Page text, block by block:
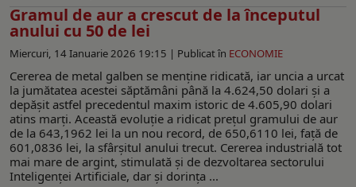
Gramul de aur a crescut de la începutul
anului cu 50 de lei
Miercuri, 14 Ianuarie 2026 19:15 | Publicat în ECONOMIE
Cererea de metal galben se menține ridicată, iar uncia a urcat
la jumătatea acestei săptămâni până la 4.624,50 dolari și a
depășit astfel precedentul maxim istoric de 4.605,90 dolari
atins marți. Această evoluție a ridicat prețul gramului de aur
de la 643,1962 lei la un nou record, de 650,6110 lei, față de
601,0836 lei, la sfârșitul anului trecut. Cererea industrială tot
mai mare de argint, stimulată și de dezvoltarea sectorului
Inteligenței Artificiale, dar și dorința ...